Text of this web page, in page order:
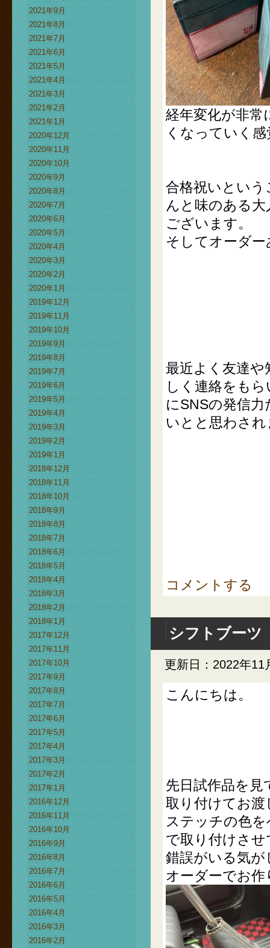
2021年9月
2021年8月
2021年7月
2021年6月
2021年5月
2021年4月
2021年3月
2021年2月
2021年1月
2020年12月
2020年11月
2020年10月
2020年9月
2020年8月
2020年7月
2020年6月
2020年5月
2020年4月
2020年3月
2020年2月
2020年1月
2019年12月
2019年11月
2019年10月
2019年9月
2019年8月
2019年7月
2019年6月
2019年5月
2019年4月
2019年3月
2019年2月
2019年1月
2018年12月
2018年11月
2018年10月
2018年9月
2018年8月
2018年7月
2018年6月
2018年5月
2018年4月
2018年3月
2018年2月
2018年1月
2017年12月
2017年11月
2017年10月
2017年9月
2017年8月
2017年7月
2017年6月
2017年5月
2017年4月
2017年3月
2017年2月
2017年1月
2016年12月
2016年11月
2016年10月
2016年9月
2016年8月
2016年7月
2016年6月
2016年5月
2016年4月
2016年3月
2016年2月
経年変化が非常
くなっていく
合格祝いとい
んと味のある
ございます。
そしてオーダ
最近よく友達
しく連絡をも
にSNSの発信
いとと思わさ
コメントする
シフトブーツ
更新日：2022年11
こんにちは。
先日試作品を
取り付けてお
ステッチの色
で取り付けさ
錯誤がいる気
オーダーでお